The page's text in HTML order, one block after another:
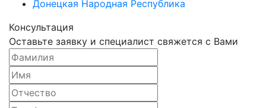
Донецкая Народная Республика
Консультация
Оставьте заявку и специалист свяжется с Вами